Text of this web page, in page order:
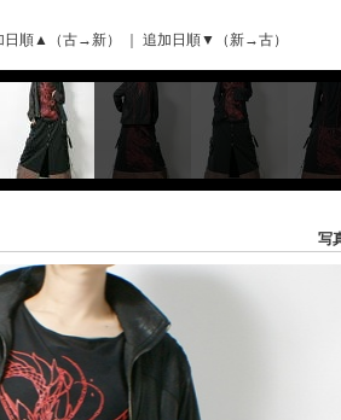
日順▲（古→新） 追加日順▼（新→古）
写